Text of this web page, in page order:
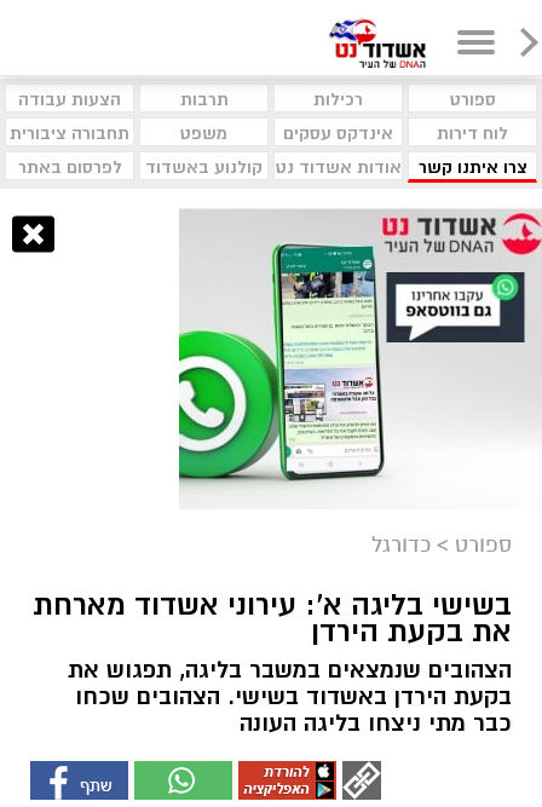
ספורט רכילות תרבות
הצעות עבודה
לוח דירות
אינדקס עסקים משפט
תחבורה ציבורית
צרו איתנו קשר
אודות אשדוד נט קולנוע באשדוד לפרסום באתר
ספורט > כדורגל
בשישי בליגה א': עירוני אשדוד מארחת
את בקעת הירדן
הצהובים שנמצאים במשבר בליגה, תפגוש את
בקעת הירדן באשדוד בשישי. הצהובים שכחו
כבר מתי ניצחו בליגה העונה